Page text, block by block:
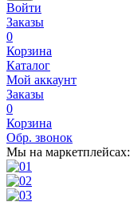
Войти
Заказы
0
Корзина
Каталог
Мой аккаунт
Заказы
0
Корзина
Обр. звонок
Мы на маркетплейсах: